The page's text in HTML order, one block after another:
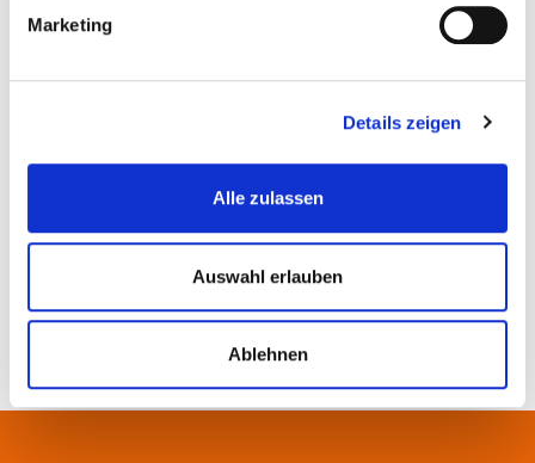
Marketing
Details zeigen
Alle zulassen
Auswahl erlauben
Ablehnen
© iStock